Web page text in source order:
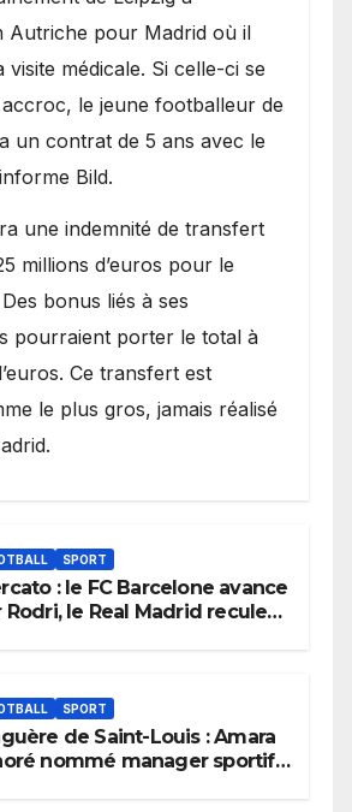
Autriche pour Madrid où il
visite médicale. Si celle-ci se
le jeune footballeur de
un contrat de 5 ans avec le
Bild.
une indemnité de transfert
millions d’euros pour le
bonus liés à ses
pourraient porter le total à
Ce transfert est
le plus gros, jamais réalisé
SPORT
: le FC Barcelone avance
Rodri, le Real Madrid recule
SPORT
de Saint-Louis : Amara
nommé manager sportif